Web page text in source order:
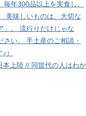
上陸 // 同世代の人はわか